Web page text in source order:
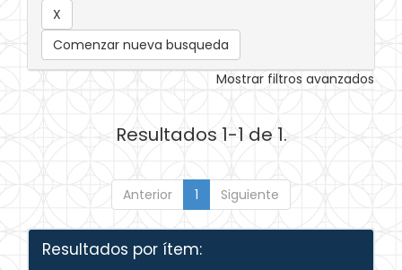
Comenzar nueva busqueda
Mostrar filtros avanzados
Resultados 1-1 de 1.
Anterior 1 Siguiente
Resultados por ítem: